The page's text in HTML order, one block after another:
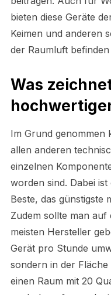
bieten diese Geräte
Keimen und anderen
der Raumluft
Was
Im Grund genommen
allen anderen
einzelnen
worden sind. Dabei
Beste, das günstigste
Zudem sollte man auf
meisten Hersteller
Gerät pro Stunde
sondern in der Fläche
einen Raum mit 20